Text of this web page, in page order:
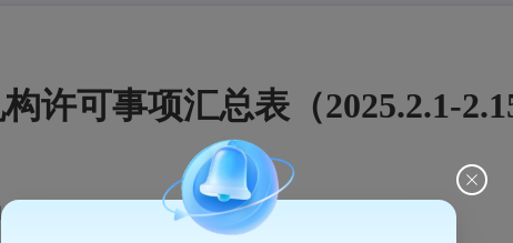
许可事项汇总表（2025.2.1-
量：396